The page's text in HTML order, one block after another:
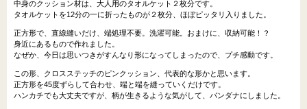
中身のクッション材は、大人用のタオルケット２枚分です。
タオルケットを12分の一に折ったものが２枚分、ほぼピッタリ入りました。
正方形で、直線縫いだけ、端処理不要。洗濯可能。おまけに、収納可能！？
身近にあるもので作れました。
なぜか、今日は思いつきがすんなり形になってしまったので、プチ感動です。
この形、クロスステッチのピンクッション、代表的な形かと思います。
正方形を45度ずらして合わせ、端と端を縫っていくだけです。
ハンカチでも大丈夫ですが、柄が生きるような気がして、バンダナにしました。